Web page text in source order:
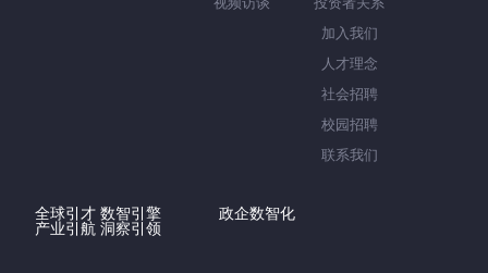
加入我们
人才理念
社会招聘
校园招聘
联系我们
全球引才 数智引擎
产业引航 洞察引领
政企数智化